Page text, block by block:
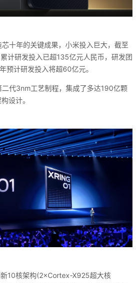
十年的关键成果，小米投入巨大，截至
计研发投入已超135亿元人民币，研发团
预计研发投入将超60亿元。
代3nm工艺制程，集成了多达190亿颗
设计。
10核架构(2×Cortex-X925超大核